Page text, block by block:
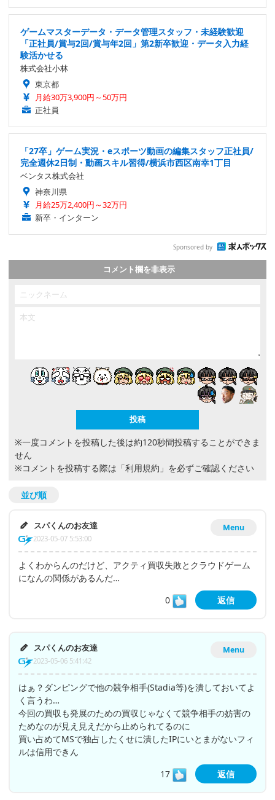
ゲームマスターデータ・データ管理スタッフ・未経験歓迎
「正社員/賞与2回/賞与年2回」第2新卒歓迎・データ入力経
験活かせる
株式会社小林
東京都
月給30万3,900円～50万円
正社員
「27卒」ゲーム実況・eスポーツ動画の編集スタッフ正社員/
完全週休2日制・動画スキル習得/横浜市西区南幸1丁目
ベンタス株式会社
神奈川県
月給25万2,400円～32万円
新卒・インターン
Sponsored by
コメント欄を非表示
※一度コメントを投稿した後は約120秒間投稿することができま
せん
※コメントを投稿する際は 「利用規約」 を必ずご確認ください
並び順
Menu
スパくんのお友達
2023-05-07 5:53:00
よくわからんのだけど、アクティ買収失敗とクラウドゲーム
になんの関係があるんだ…
0
返信
Menu
スパくんのお友達
2023-05-06 5:41:42
はぁ？ダンピングで他の競争相手(Stadia等)を潰しておいてよ
く言うわ…
今回の買収も発展のための買収じゃなくて競争相手の妨害の
ためなのが見え見えだから止められてるのに
買い占めてMSで独占したくせに潰したIPにいとまがないフィ
ルは信用できん
17
返信